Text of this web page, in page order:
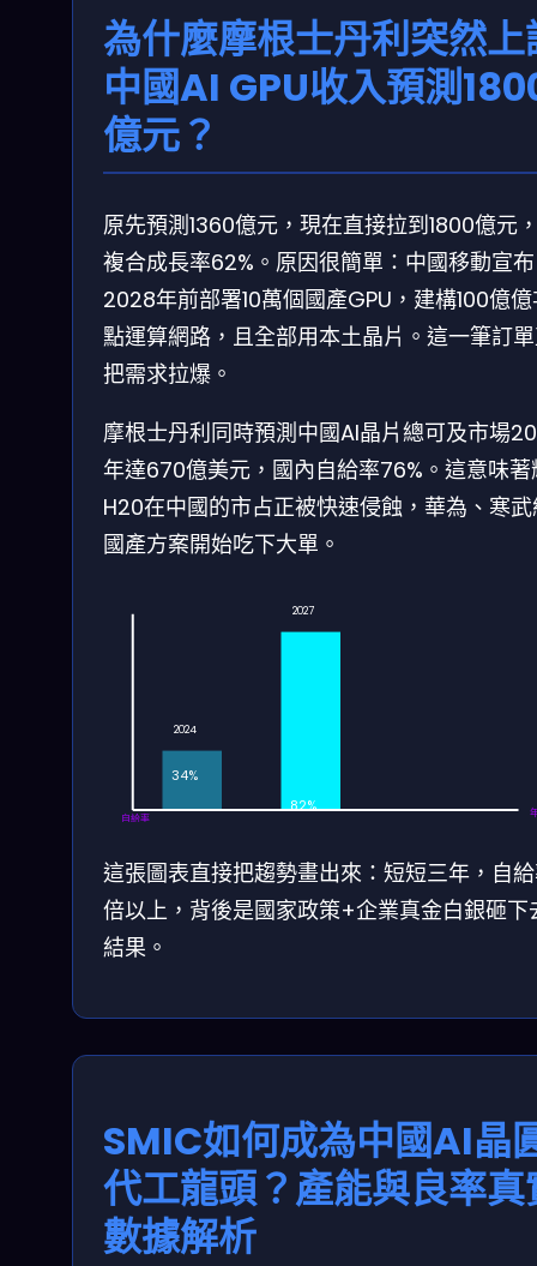
為什麼摩根士丹利突然上
中國AI GPU收入預測
億元？
原先預測1360億元，現在直接拉到1800億元
複合成長率62%。原因很簡單：中國移動宣布
2028年前部署10萬個國產GPU，建構100億
點運算網路，且全部用本土晶片。這一筆訂
把需求拉爆。
摩根士丹利同時預測中國AI晶片總可及市場
年達670億美元，國內自給率76%。這意味著
H20在中國的市占正被快速侵蝕，華為、寒
國產方案開始吃下大單。
2024
34%
2027
82%
自給率
這張圖表直接把趨勢畫出來：短短三年，自
倍以上，背後是國家政策+企業真金白銀砸下
結果。
SMIC如何成為中國AI晶
代工龍頭？產能與良率真
數據解析